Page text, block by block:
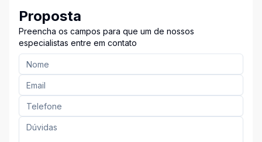
Proposta
Preencha os campos para que um de nossos
especialistas entre em contato